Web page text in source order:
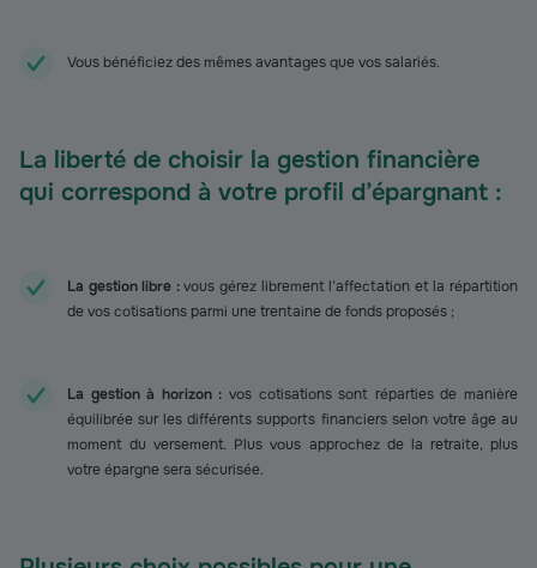
Vous bénéficiez des mêmes avantages que vos salariés.
La liberté de choisir la gestion financière
qui correspond à votre profil d’épargnant :
La gestion libre :vous gérez librement l’affectation et la répartition
de vos cotisations parmi une trentaine de fonds proposés ;
La gestion à horizon : vos cotisations sont réparties de manière
équilibrée sur les différents supports financiers selon votre âge au
moment du versement. Plus vous approchez de la retraite, plus
votre épargne sera sécurisée.